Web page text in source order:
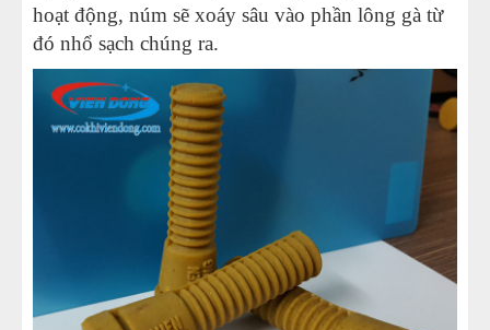
nhiêu?
31-6,5 triệu đồng một chiếc máy vặt lông vịt gà có phải
quá đắt?
32-
Có nên đặt niềm tin vào máy vặt lông gà cũ giá rẻ?
Làm giàu không khó với máy vặt lông gà siêu sạch
Lãi hàng triệu/ ngày từ việc vặt lông gà thuê tại chợ
Cải tiến máy vặt lông gà 2019
Làm thế nào để thanh lý máy vặt lông gà lông vịt
mini được giá
hoạt động, núm sẽ xoáy sâu vào phần lông gà từ
đó nhổ sạch chúng ra.